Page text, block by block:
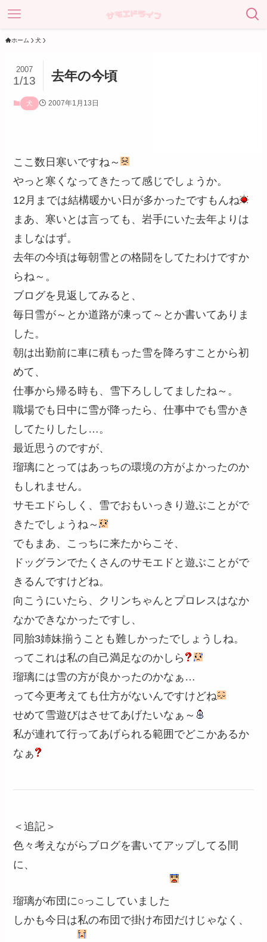
ホーム 犬
去年の今頃
2007
1/13
犬 2007年1月13日
ここ数日寒いですね～
やっと寒くなってきたって感じでしょうか。
12月までは結構暖かい日が多かったですもんね
まあ、寒いとは言っても、岩手にいた去年よりは
ましなはず。
去年の今頃は毎朝雪との格闘をしてたわけですか
らね～。
ブログを見返してみると、
毎日雪が～とか道路が凍って～とか書いてありま
した。
朝は出勤前に車に積もった雪を降ろすことから初
めて、
仕事から帰る時も、雪下ろししてましたね～。
職場でも日中に雪が降ったら、仕事中でも雪かき
してたりしたし…。
最近思うのですが、
瑠璃にとってはあっちの環境の方がよかったのか
もしれません。
サモエドらしく、雪でおもいっきり遊ぶことがで
きたでしょうね～
でもまあ、こっちに来たからこそ、
ドッグランでたくさんのサモエドと遊ぶことがで
きるんですけどね。
向こうにいたら、クリンちゃんとプロレスはなか
なかできなかったですし、
同胎3姉妹揃うことも難しかったでしょうしね。
ってこれは私の自己満足なのかしら
瑠璃には雪の方が良かったのかなぁ…
って今更考えても仕方がないんですけどね
せめて雪遊びはさせてあげたいなぁ～
私が連れて行ってあげられる範囲でどこかあるか
なぁ
＜追記＞
色々考えながらブログを書いてアップしてる間
に、
瑠璃が布団に○っこしていました
しかも今日は私の布団で掛け布団だけじゃなく、